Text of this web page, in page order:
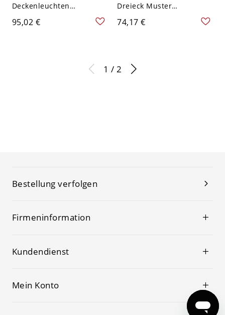
Deckenleuchten
Traditionelle Halb-Flush-
Licht - Seeblau 110V-120V
95,02 €
Dreieck Muster
Einfachheit Deckenlampe
Pentagon Metall Schirm
Weißlicht
74,17 €
1 / 2
Bestellung verfolgen
Firmeninformation
Kundendienst
Mein Konto